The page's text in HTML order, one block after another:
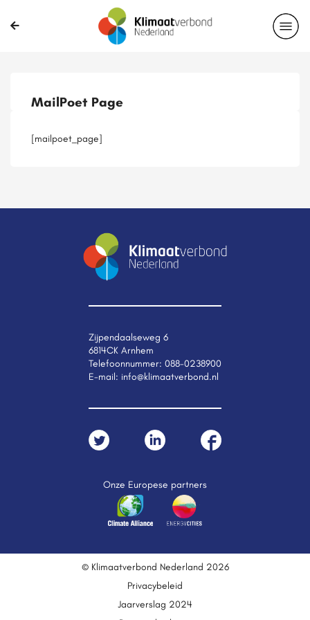
Casussen
MailPoet Page
[mailpoet_page]
Zijpendaalseweg 6
6814CK Arnhem
Telefoonnummer: 088-0238900
E-mail: info@klimaatverbond.nl
Onze Europese partners
© Klimaatverbond Nederland 2026
Privacybeleid
Jaarverslag 2024